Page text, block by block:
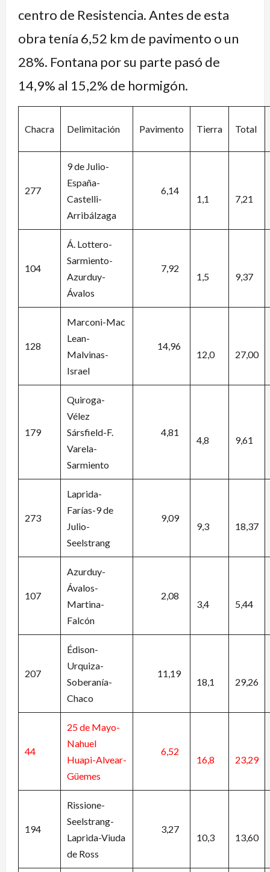
centro de Resistencia. Antes de esta
obra tenía 6,52 km de pavimento o un
28%. Fontana por su parte pasó de
14,9% al 15,2% de hormigón.
Chacra Delimitación Pavimento Tierra Total
277
9 de Julio-
España-
Castelli-
Arribálzaga
6,14
1,1 7,21
104
Á. Lottero-
Sarmiento-
Azurduy-
Ávalos
7,92
1,5 9,37
128
Marconi-Mac
Lean-
Malvinas-
Israel
14,96
12,0 27,00
179
Quiroga-
Vélez
Sársfield-F.
Varela-
Sarmiento
4,81
4,8 9,61
273
Laprida-
Farías-9 de
Julio-
Seelstrang
9,09
9,3 18,37
107
Azurduy-
Ávalos-
Martina-
Falcón
2,08
3,4 5,44
207
Édison-
Urquiza-
Soberanía-
Chaco
11,19
18,1 29,26
44
25 de Mayo-
Nahuel
Huapi-Alvear-
Güemes
6,52
16,8 23,29
194
Rissione-
Seelstrang-
Laprida-Viuda
de Ross
3,27
10,3 13,60